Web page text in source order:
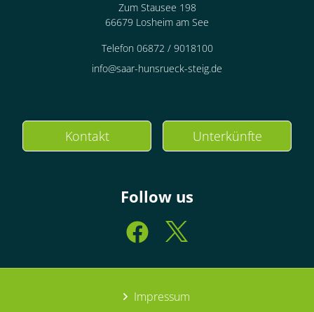
Zum Stausee 198
66679 Losheim am See
Telefon 06872 / 9018100
info@saar-hunsrueck-steig.de
Kontakt Unterkünfte
Follow us
Impressum